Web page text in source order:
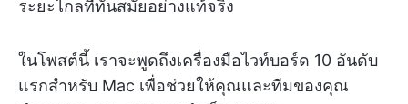
ระยะไกลที่ทันสมัยอย่างแท้จริง
ในโพสต์นี้ เราจะพูดถึงเครื่องมือไวท์บอร์ด 10 อันดับ
แรกสำหรับ Mac เพื่อช่วยให้คุณและทีมของคุณ